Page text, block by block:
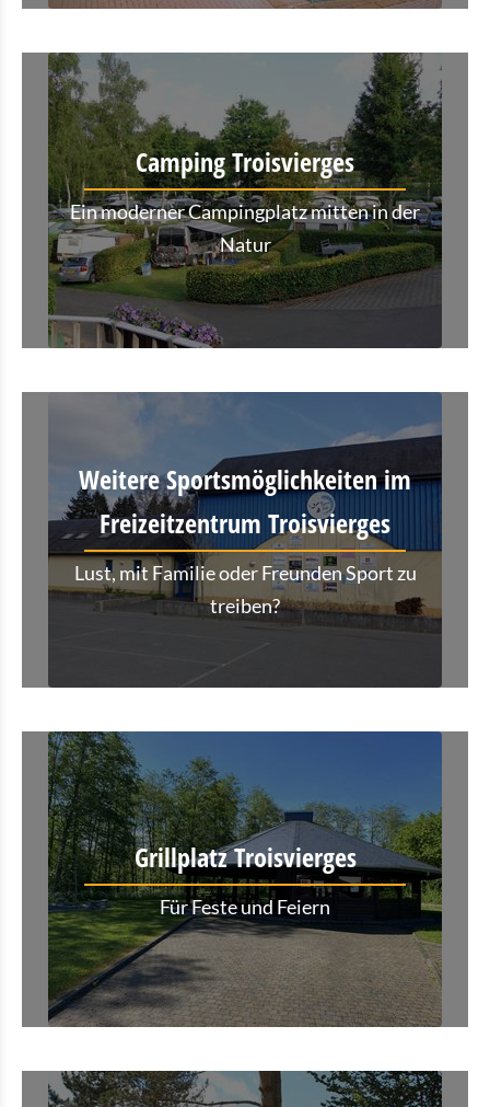
Camping Troisvierges
Ein moderner Campingplatz mitten in der
Natur
Weitere Sportsmöglichkeiten im
Freizeitzentrum Troisvierges
Lust, mit Familie oder Freunden Sport zu
treiben?
Grillplatz Troisvierges
Für Feste und Feiern